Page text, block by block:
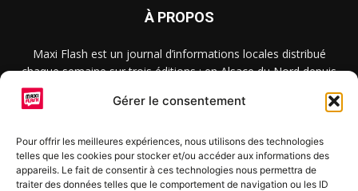
Gérer le consentement
Pour offrir les meilleures expériences, nous utilisons des technologies
telles que les cookies pour stocker et/ou accéder aux informations des
appareils. Le fait de consentir à ces technologies nous permettra de
traiter des données telles que le comportement de navigation ou les ID
À PROPOS
Maxi Flash est un journal d’informations locales distribué
chaque semaine sur trois éditions : en Alsace du Nord depuis
2015, dans les secteurs d’Obernai-Molsheim-Erstein depuis
2022, et à Colmar, Vignoble et Plaine depuis 2023.
SUIVEZ-NOUS